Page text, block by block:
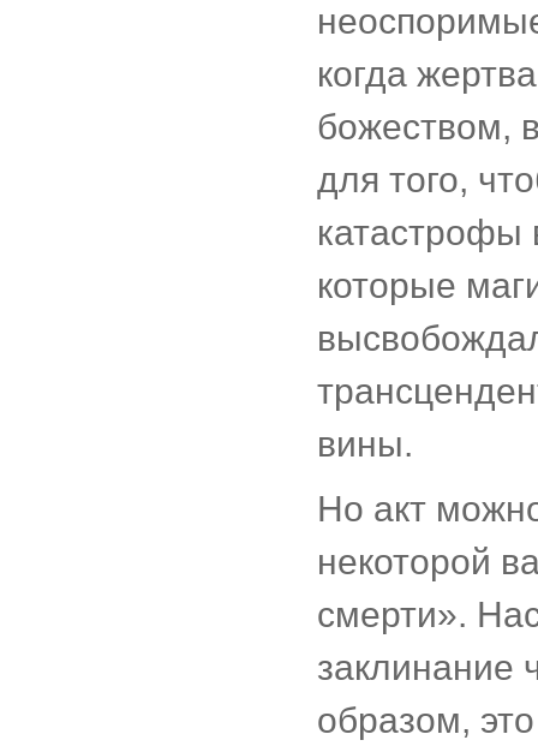
когда
божеством,
для того,
катастрофы
которые
вины.
Но акт
некоторой
смерти».
заклинание
образом,